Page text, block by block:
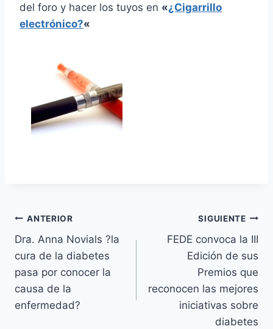
del foro y hacer los tuyos en «¿Cigarrillo
electrónico?«
Navegación
de
entradas
ANTERIOR
Dra. Anna Novials ?la
cura de la diabetes
pasa por conocer la
causa de la
enfermedad?
SIGUIENTE
FEDE convoca la III
Edición de sus
Premios que
reconocen las mejores
iniciativas sobre
diabetes